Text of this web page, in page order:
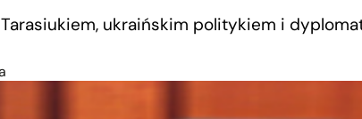
Tarasiukiem, ukraińskim politykiem i